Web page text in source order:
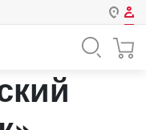
Казахстан
Зарегистрироваться